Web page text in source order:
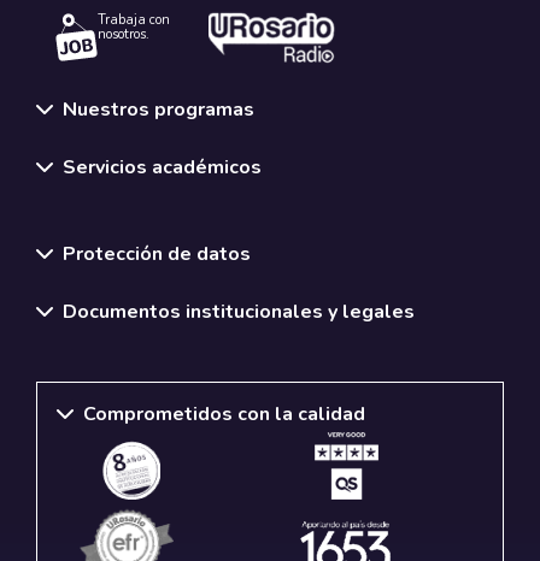
Trabaja con
nosotros.
Nuestros programas
Servicios académicos
Protección de datos
Documentos institucionales y legales
Comprometidos con la calidad